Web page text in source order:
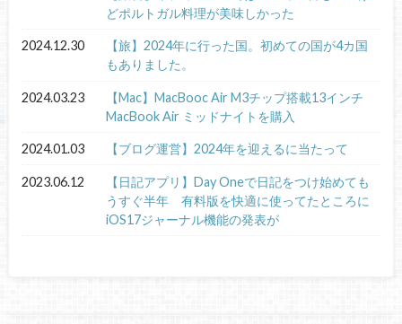
どポルトガル料理が美味しかった
2024.12.30
【旅】2024年に行った国。初めての国が4カ国
もありました。
2024.03.23
【Mac】MacBooc Air M3チップ搭載13インチ
MacBook Air ミッドナイトを購入
2024.01.03 【ブログ運営】2024年を迎えるに当たって
2023.06.12
【日記アプリ】Day Oneで日記をつけ始めても
うすぐ半年 有料版を快適に使ってたところに
iOS17ジャーナル機能の発表が